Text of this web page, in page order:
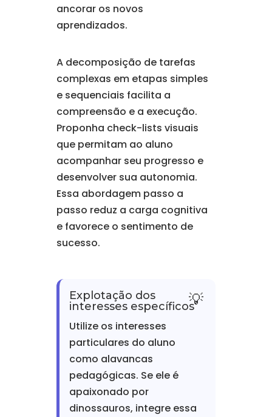
ancorar os novos
aprendizados.
A decomposição de tarefas
complexas em etapas simples
e sequenciais facilita a
compreensão e a execução.
Proponha check-lists visuais
que permitam ao aluno
acompanhar seu progresso e
desenvolver sua autonomia.
Essa abordagem passo a
passo reduz a carga cognitiva
e favorece o sentimento de
sucesso.
Explotação dos
interesses específicos
Utilize os interesses
particulares do aluno
como alavancas
pedagógicas. Se ele é
apaixonado por
dinossauros, integre essa